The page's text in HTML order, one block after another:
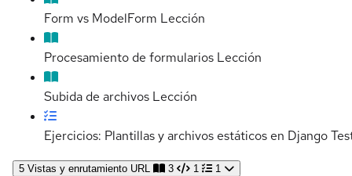
Form vs ModelForm Lección
Procesamiento de formularios Lección
Subida de archivos Lección
Ejercicios: Plantillas y archivos estáticos en Django
5 Vistas y enrutamiento URL 3 1 1